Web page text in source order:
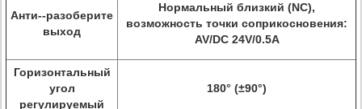
Анти--разоберите
выход
Нормальный близкий (NC),
возможность точки соприкосновения:
AV/DC 24V/0.5A
Горизонтальный
угол
регулируемый
180° (±90°)